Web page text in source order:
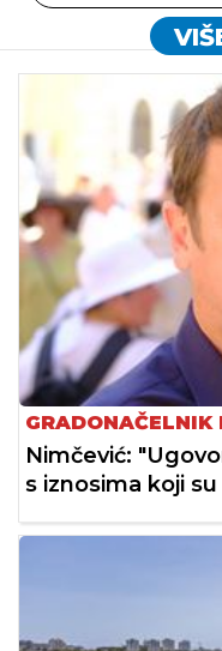
GRADONAČELNIK
Nimčević:
s iznosima koji